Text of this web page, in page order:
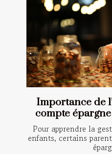
Importance de
compte
Pour apprendre la
enfants, certains